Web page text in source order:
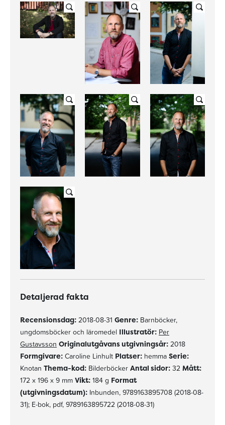
Detaljerad fakta
Recensionsdag: 2018-08-31 Genre: Barnböcker,
ungdomsböcker och läromedel Illustratör: Per
Gustavsson Originalutgåvans utgivningsår: 2018
Formgivare: Caroline Linhult Platser: hemma Serie:
Knotan Thema-kod: Bilderböcker Antal sidor: 32 Mått:
172 x 196 x 9 mm Vikt: 184 g Format
(utgivningsdatum): Inbunden, 9789163895708 (2018-08-
31); E-bok, pdf, 9789163895722 (2018-08-31)